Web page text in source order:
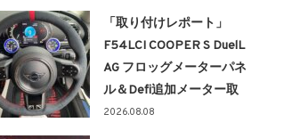
「取り付けレポート」
F54LCI COOPER S DuelL
AG フロッグメーターパネ
ル＆Defi追加メーター取
り付け！！
2026.08.08